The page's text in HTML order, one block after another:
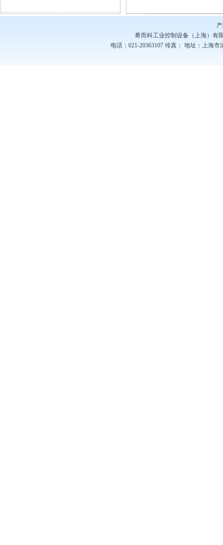
希而科工业控制设备（上海）有
电话：021-20363107 传真： 地址：上海市